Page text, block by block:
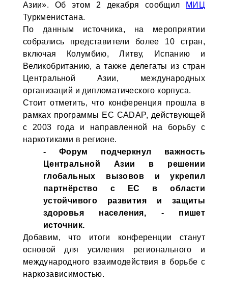
Азии». Об этом 2 декабря сообщил
МИЦ
Туркменистана.
По данным источника, на мероприятии
собрались представители более 10 стран,
включая Колумбию, Литву, Испанию и
Великобританию, а также делегаты из стран
Центральной Азии, международных
организаций и дипломатического корпуса.
Стоит отметить, что конференция прошла в
рамках программы ЕС CADAP, действующей
с 2003 года и направленной на борьбу с
наркотиками в регионе.
- Форум подчеркнул важность
Центральной Азии в решении
глобальных вызовов и укрепил
партнёрство с ЕС в области
устойчивого развития и защиты
здоровья населения, - пишет
источник.
Добавим, что итоги конференции станут
основой для усиления регионального и
международного взаимодействия в борьбе с
наркозависимостью.